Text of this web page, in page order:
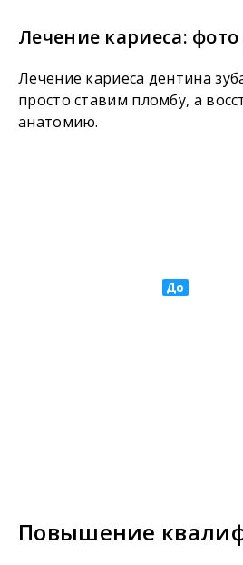
Лечение кариеса:
Лечение кариеса дентина
просто ставим пломбу, а
анатомию.
До
Повышение